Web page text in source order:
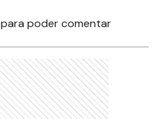
para poder comentar